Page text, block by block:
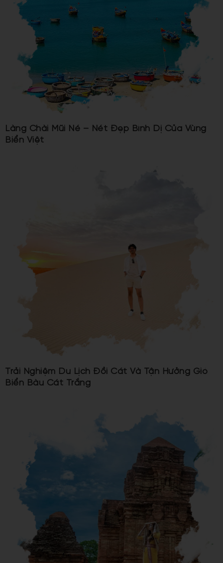
Làng Chài Mũi Né – Nét Đẹp Bình Dị Của Vùng
Biển Việt
Trải Nghiệm Du Lịch Đồi Cát Và Tận Hưởng Gió
Biển Bàu Cát Trắng